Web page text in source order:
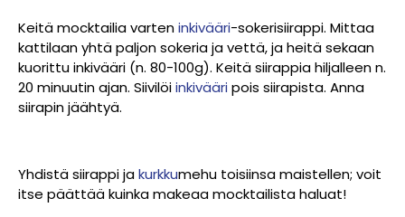
Keitä mocktailia varteninkivääri-sokerisiirappi. Mittaa
kattilaan yhtä paljon sokeria ja vettä, ja heitä sekaan
kuorittu inkivääri (n. 80-100g). Keitä siirappia hiljalleen n.
20 minuutin ajan. Siivilöiinkivääripois siirapista. Anna
siirapin jäähtyä.
Yhdistä siirappi jakurkkumehu toisiinsa maistellen; voit
itse päättää kuinka makeaa mocktailista haluat!